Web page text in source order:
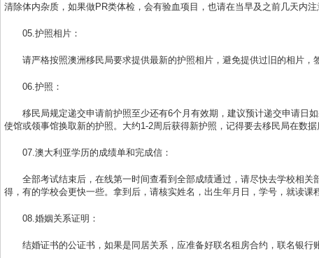
清除体内杂质，如果做PR类体检，会有验血项目，也请在当早及之前几天内注
05.护照相片：
请严格按照澳洲移民局要求提供最新的护照相片，避免提供过旧的相片，
06.护照：
移民局规定递交申请前护照至少还有6个月有效期，建议预计递交申请日
使馆或领事馆换取新的护照。大约1-2周后获得新护照，记得要去移民局在数据
07.澳大利亚学历的成绩单和完成信：
全部考试结束后，在线第一时间查看到全部成绩通过，请尽快去学校相
得，有的学校会更快一些。拿到后，请核实姓名，出生年月日，学号，就读课
08.婚姻关系证明：
结婚证书的公证书，如果是同居关系，应准备好联名租房合约，联名银行